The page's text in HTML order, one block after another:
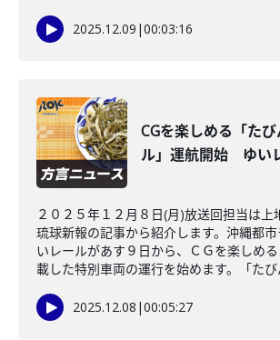
2025.12.09 |00:03:16
CGを楽しめる「た
ル」運航開始 ゆい
２０２５年１２月８日(月)放送回担当は上
琉球新報の記事から紹介します。沖縄都
いレールがあす９日から、ＣＧを楽しめ
載した特別車両の運行を始めます。「たび
2025.12.08 |00:05:27